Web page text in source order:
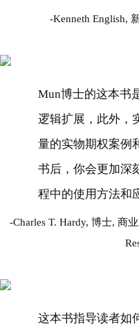
Kenneth English,
Mun博士的这本书
逻辑扩展，此外，
量的实物期权案例
书后，你会更加深
程中的使用方法和
Charles T. Hardy, 博士, 商
这本书指导读者如